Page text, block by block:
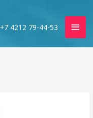
+7 4212 79-44-53